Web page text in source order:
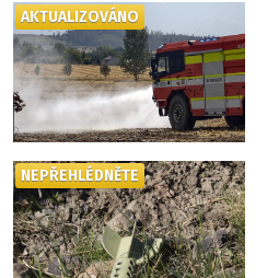
AKTUALIZOVÁNO
NEPŘEHLÉDNĚTE